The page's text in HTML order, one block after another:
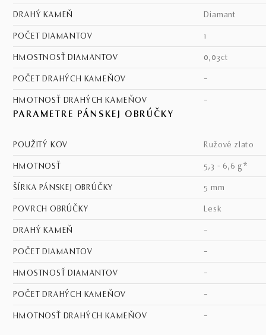
DRAHÝ KAMEŇ diamant
POČET DIAMANTOV 1
HMOSTNOSŤ DIAMANTOV 0,03ct
POČET DRAHÝCH KAMEŇOV –
HMOTNOSŤ DRAHÝCH KAMEŇOV –
PARAMETRE PÁNSKEJ OBRÚČKY
POUŽITÝ KOV ružové zlato
HMOTNOSŤ 5,3 - 6,6 g*
ŠÍRKA PÁNSKEJ OBRÚČKY 5 mm
POVRCH OBRÚČKY lesk
DRAHÝ KAMEŇ –
POČET DIAMANTOV –
HMOSTNOSŤ DIAMANTOV –
POČET DRAHÝCH KAMEŇOV –
HMOTNOSŤ DRAHÝCH KAMEŇOV –